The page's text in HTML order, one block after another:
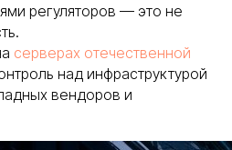
регуляторов — это не
серверах отечественной
над инфраструктурой
вендоров и